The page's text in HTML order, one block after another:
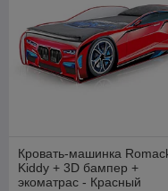
Кровать-машинка
Kiddy + 3D бампер +
экоматрас - Красный